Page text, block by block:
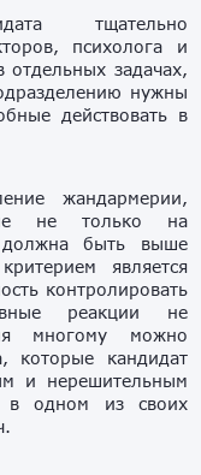
тщательно
психолога и
задачах,
нужны
действовать в
жандармерии,
не только на
должна быть выше
является
контролировать
реакции не
многому можно
которые кандидат
и нерешительным
в одном из своих